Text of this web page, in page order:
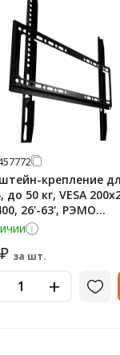
крепление
до 50 кг, VESA
26'-63', РЭМО
960141
₽ за шт.
+